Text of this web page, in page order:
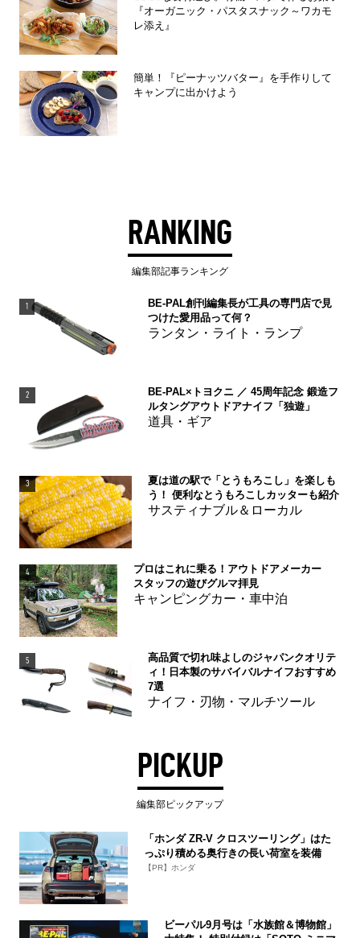
『オーガニック・パスタスナック～ワカモ
レ添え』
簡単！『ピーナッツバター』を手作りして
キャンプに出かけよう
RANKING
編集部記事ランキング
1
BE-PAL創刊編集長が工具の専門店で見
つけた愛用品って何？
ランタン・ライト・ランプ
2
BE-PAL×トヨクニ ／ 45周年記念 鍛造フ
ルタングアウトドアナイフ「独遊」
道具・ギア
3
夏は道の駅で「とうもろこし」を楽しも
う！ 便利なとうもろこしカッターも紹介
サスティナブル＆ローカル
4
プロはこれに乗る！アウトドアメーカー
スタッフの遊びグルマ拝見
キャンピングカー・車中泊
5
高品質で切れ味よしのジャパンクオリテ
ィ！日本製のサバイバルナイフおすすめ
7選
ナイフ・刃物・マルチツール
PICKUP
編集部ピックアップ
「ホンダ ZR-V クロスツーリング」はた
っぷり積める奥行きの長い荷室を装備
【PR】ホンダ
ビーパル9月号は「水族館＆博物館」